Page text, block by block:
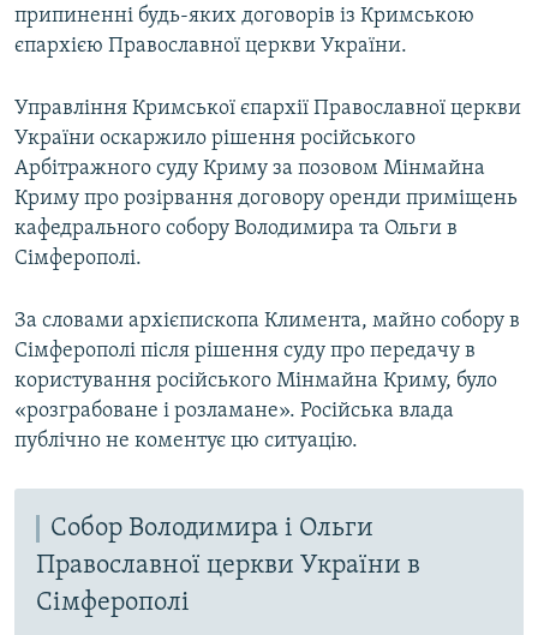
припиненні будь-яких договорів із Кримською
єпархією Православної церкви України.
Управління Кримської єпархії Православної церкви
України оскаржило рішення російського
Арбітражного суду Криму за позовом Мінмайна
Криму про розірвання договору оренди приміщень
кафедрального собору Володимира та Ольги в
Сімферополі.
За словами архієпископа Климента, майно собору в
Сімферополі після рішення суду про передачу в
користування російського Мінмайна Криму, було
«розграбоване і розламане». Російська влада
публічно не коментує цю ситуацію.
Собор Володимира і Ольги
Православної церкви України в
Сімферополі